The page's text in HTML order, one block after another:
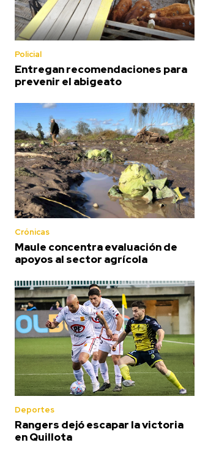
Policial
Entregan recomendaciones para
prevenir el abigeato
Crónicas
Maule concentra evaluación de
apoyos al sector agrícola
Deportes
Rangers dejó escapar la victoria
en Quillota